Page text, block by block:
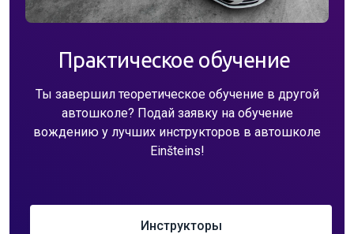
Практическое обучение
Ты завершил теоретическое обучение в другой
автошколе? Подай заявку на обучение
вождению у лучших инструкторов в автошколе
Einšteins!
Инструкторы